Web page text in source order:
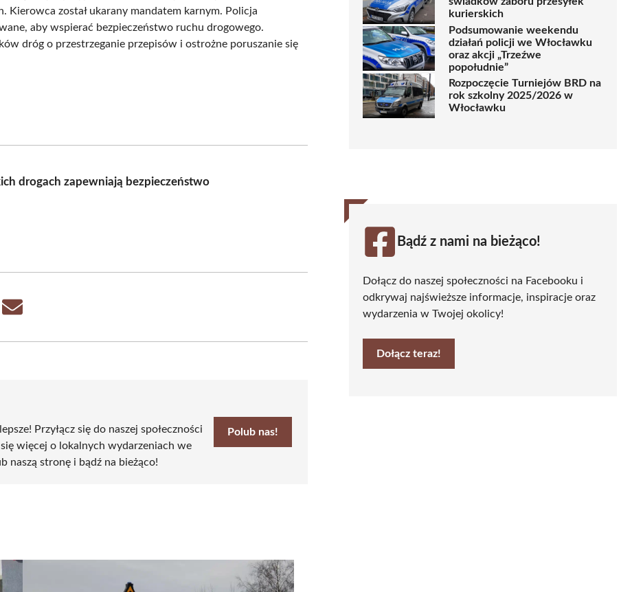
został ukarany mandatem karnym. Policja
aby wspierać bezpieczeństwo ruchu drogowego.
dróg o przestrzeganie przepisów i ostrożne poruszanie się
drogach zapewniają bezpieczeństwo
Share
Przyłącz się do naszej społeczności
więcej o lokalnych wydarzeniach we
naszą stronę i bądź na bieżąco!
Polub nas!
kurierskich
Podsumowanie weekendu
działań policji we Włocławku
oraz akcji „Trzeźwe
popołudnie”
Rozpoczęcie Turniejów BRD na
rok szkolny 2025/2026 w
Włocławku
Bądź z nami na bieżąco!
Dołącz do naszej społeczności na Facebooku i
odkrywaj najświeższe informacje, inspiracje oraz
wydarzenia w Twojej okolicy!
Dołącz teraz!